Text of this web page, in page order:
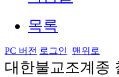
목록
PC 버전 로그인 맨위로
대한불교조계종